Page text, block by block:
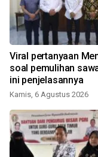
Viral pertanyaan
soal pemulihan
ini penjelasannya
Kamis, 6 Agustus 2026